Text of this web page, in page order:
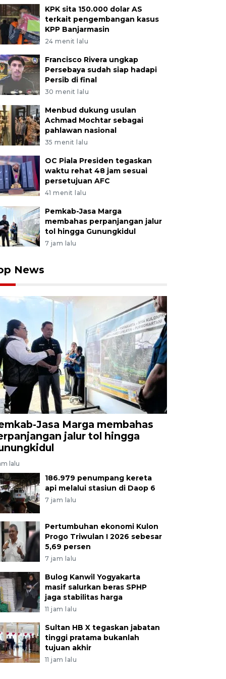
KPK sita 150.000 dolar AS
terkait pengembangan kasus
KPP Banjarmasin
24 menit lalu
Francisco Rivera ungkap
Persebaya sudah siap hadapi
Persib di final
30 menit lalu
Menbud dukung usulan
Achmad Mochtar sebagai
pahlawan nasional
35 menit lalu
OC Piala Presiden tegaskan
waktu rehat 48 jam sesuai
persetujuan AFC
41 menit lalu
Pemkab-Jasa Marga
membahas perpanjangan jalur
tol hingga Gunungkidul
7 jam lalu
News
Jasa Marga membahas
jalur tol hingga
lalu
186.979 penumpang kereta
api melalui stasiun di Daop 6
7 jam lalu
Pertumbuhan ekonomi Kulon
Progo Triwulan I 2026 sebesar
5,69 persen
7 jam lalu
Bulog Kanwil Yogyakarta
masif salurkan beras SPHP
jaga stabilitas harga
11 jam lalu
Sultan HB X tegaskan jabatan
tinggi pratama bukanlah
tujuan akhir
11 jam lalu